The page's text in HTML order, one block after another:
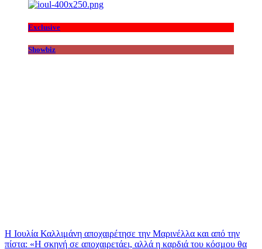
Exclusive
Showbiz
Η Ιουλία Καλλιμάνη αποχαιρέτησε την Μαρινέλλα και από την
πίστα: «H σκηνή σε αποχαιρετάει, αλλά η καρδιά του κόσμου θα